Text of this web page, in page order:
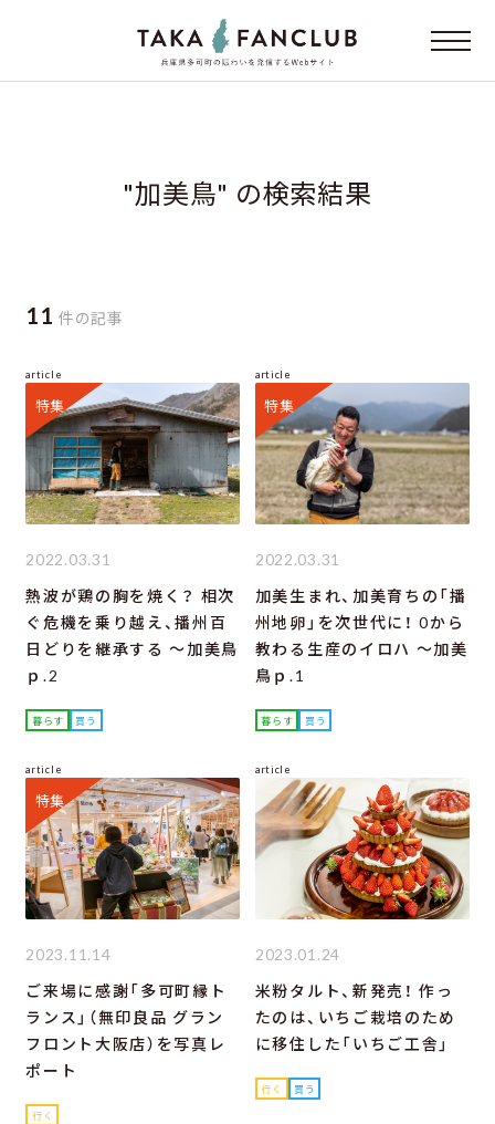
"加美鳥" の検索結果
11 件の記事
article
特集
2022.03.31
熱波が鶏の胸を焼く？ 相次
ぐ危機を乗り越え、播州百
日どりを継承する ～加美鳥
ｐ.2
暮らす 買う
article
特集
2022.03.31
加美生まれ、加美育ちの「播
州地卵」を次世代に！ 0から
教わる生産のイロハ ～加美
鳥ｐ.1
暮らす 買う
article
特集
2023.11.14
ご来場に感謝「多可町縁ト
ランス」（無印良品 グラン
フロント大阪店）を写真レ
ポート
行く
article
2023.01.24
米粉タルト、新発売！ 作っ
たのは、いちご栽培のため
に移住した「いちご工舎」
行く 買う